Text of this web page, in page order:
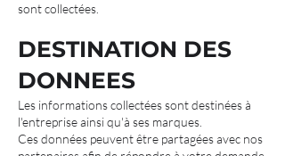
sont collectées.
DESTINATION DES
DONNEES
Les informations collectées sont destinées à
l'entreprise ainsi qu'à ses marques.
Ces données peuvent être partagées avec nos